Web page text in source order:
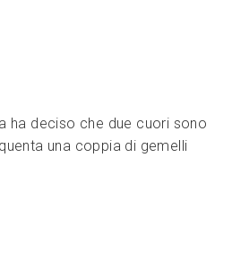
ha deciso che due cuori sono
una coppia di gemelli